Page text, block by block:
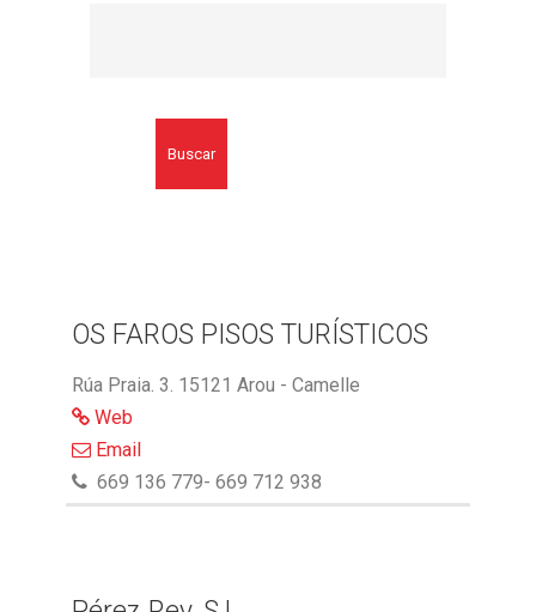
Buscar
OS FAROS PISOS TURÍSTICOS
Rúa Praia. 3. 15121 Arou - Camelle
Web
Email
669 136 779- 669 712 938